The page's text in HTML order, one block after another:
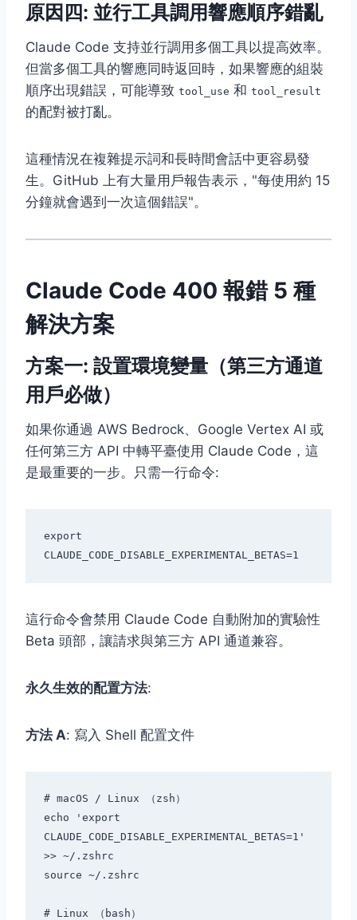
原因四: 並行工具調用響應順序錯亂
Claude Code 支持並行調用多個工具以提高效率。
但當多個工具的響應同時返回時，如果響應的組裝
順序出現錯誤，可能導致 tool_use 和 tool_result
的配對被打亂。
這種情況在複雜提示詞和長時間會話中更容易發
生。GitHub 上有大量用戶報告表示，"每使用約 15
分鐘就會遇到一次這個錯誤"。
Claude Code 400 報錯 5 種
解決方案
方案一: 設置環境變量（第三方通道
用戶必做）
如果你通過 AWS Bedrock、Google Vertex AI 或
任何第三方 API 中轉平臺使用 Claude Code，這
是最重要的一步。只需一行命令:
export
這行命令會禁用 Claude Code 自動附加的實驗性
Beta 頭部，讓請求與第三方 API 通道兼容。
永久生效的配置方法:
方法 A: 寫入 Shell 配置文件
# macOS / Linux （zsh）
echo 'export
CLAUDE_CODE_DISABLE_EXPERIMENTAL_BETAS=1'
>> ~/.zshrc
source ~/.zshrc
# Linux （bash）